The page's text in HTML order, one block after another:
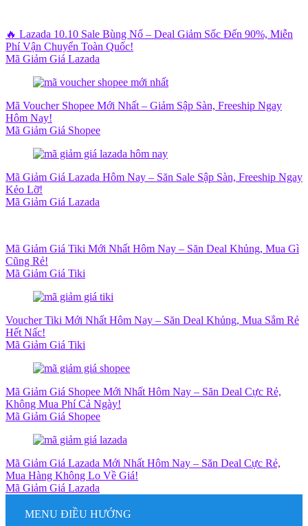
🔥 Lazada 10.10 Sale Bùng Nổ – Deal Giảm Sốc Đến 90%, Miễn
Phí Vận Chuyển Toàn Quốc!
Mã Giảm Giá Lazada
Mã Voucher Shopee Mới Nhất – Giảm Sập Sàn, Freeship Ngay
Hôm Nay!
Mã Giảm Giá Shopee
Mã Giảm Giá Lazada Hôm Nay – Săn Sale Sập Sàn, Freeship Ngay
Kẻo Lỡ!
Mã Giảm Giá Lazada
Mã Giảm Giá Tiki Mới Nhất Hôm Nay – Săn Deal Khủng, Mua Gì
Cũng Rẻ!
Mã Giảm Giá Tiki
Voucher Tiki Mới Nhất Hôm Nay – Săn Deal Khủng, Mua Sắm Rẻ
Hết Nấc!
Mã Giảm Giá Tiki
Mã Giảm Giá Shopee Mới Nhất Hôm Nay – Săn Deal Cực Rẻ,
Không Mua Phí Cả Ngày!
Mã Giảm Giá Shopee
Mã Giảm Giá Lazada Mới Nhất Hôm Nay – Săn Deal Cực Rẻ,
Mua Hàng Không Lo Về Giá!
Mã Giảm Giá Lazada
MENU ĐIỀU HƯỚNG